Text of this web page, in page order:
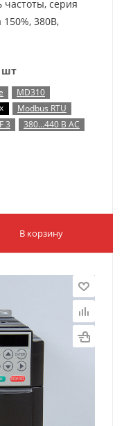
150%, 380B,
шт
MD310
x
Modbus RTU
F 3 380…440 В AC
В корзину